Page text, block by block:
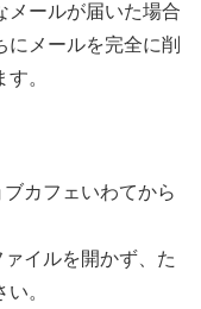
メールが届いた場合
メールを完全に削
。
カフェいわてから
イルを開かず、た
。